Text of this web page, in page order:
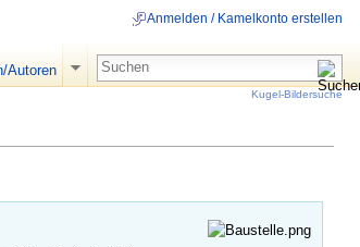
Anmelden / Kamelkonto erstellen
Autoren
Kugel-Bildersuche